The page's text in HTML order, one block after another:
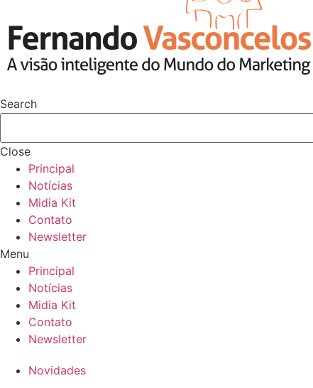
Search
Close
Principal
Notícias
Midia Kit
Contato
Newsletter
Menu
Principal
Notícias
Midia Kit
Contato
Newsletter
Novidades